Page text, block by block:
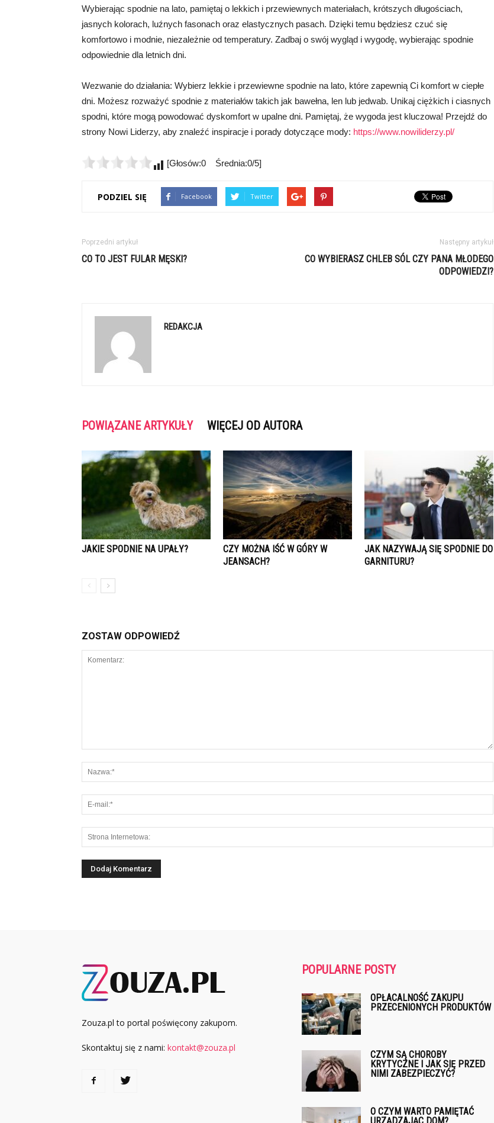
Wybierając spodnie na lato, pamiętaj o lekkich i przewiewnych materiałach, krótszych długościach,
jasnych kolorach, luźnych fasonach oraz elastycznych pasach. Dzięki temu będziesz czuć się
komfortowo i modnie, niezależnie od temperatury. Zadbaj o swój wygląd i wygodę, wybierając spodnie
odpowiednie dla letnich dni.
Wezwanie do działania: Wybierz lekkie i przewiewne spodnie na lato, które zapewnią Ci komfort w ciepłe
dni. Możesz rozważyć spodnie z materiałów takich jak bawełna, len lub jedwab. Unikaj ciężkich i ciasnych
spodni, które mogą powodować dyskomfort w upalne dni. Pamiętaj, że wygoda jest kluczowa! Przejdź do
strony Nowi Liderzy, aby znaleźć inspiracje i porady dotyczące mody: https://www.nowiliderzy.pl/
[Głosów:0 Średnia:0/5]
PODZIEL SIĘ Facebook Twitter
Poprzedni artykuł
CO TO JEST FULAR MĘSKI?
Następny artykuł
CO WYBIERASZ CHLEB SÓL CZY PANA MŁODEGO
ODPOWIEDZI?
REDAKCJA
POWIĄZANE ARTYKUŁY WIĘCEJ OD AUTORA
JAKIE SPODNIE NA UPAŁY?
CZY MOŻNA IŚĆ W GÓRY W
JEANSACH?
JAK NAZYWAJĄ SIĘ SPODNIE DO
GARNITURU?
ZOSTAW ODPOWIEDŹ
Zouza.pl to portal poświęcony zakupom.
Skontaktuj się z nami: kontakt@zouza.pl
POPULARNE POSTY
OPŁACALNOŚĆ ZAKUPU
PRZECENIONYCH PRODUKTÓW
CZYM SĄ CHOROBY
KRYTYCZNE I JAK SIĘ PRZED
NIMI ZABEZPIECZYĆ?
O CZYM WARTO PAMIĘTAĆ